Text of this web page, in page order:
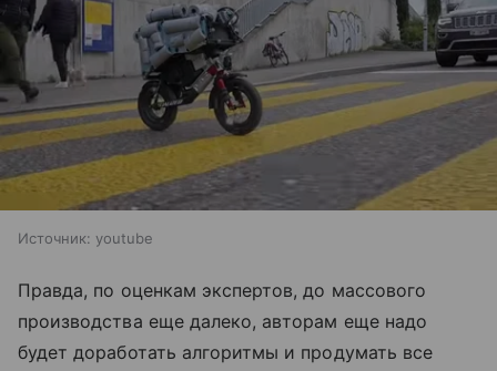
Источник: youtube
Правда, по оценкам экспертов, до массового
производства еще далеко, авторам еще надо
будет доработать алгоритмы и продумать все